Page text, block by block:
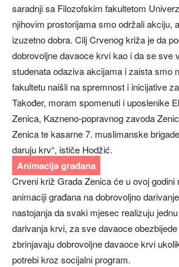
saradnji sa Filozofskim fakultetom
njihovim prostorijama smo održali akciju,
izuzetno dobra. Cilj Crvenog križa je da
dobrovoljne davaoce krvi kao i da se sve
studenata odaziva akcijama i zaista smo
fakultetu naišli na spremnost i inicijative
Također, moram spomenuti i uposlenike
Zenica, Kazneno-popravnog zavoda
Zenica te kasarne 7. muslimanske
daruju krv“, ističe Hodžić.
Animacija građana
Crveni križ Grada Zenica će u ovoj godini
animaciji građana na dobrovoljno
nastojanja da svaki mjesec realizuju
darivanja krvi, za sve davaoce
zbrinjavaju dobrovoljne davaoce krvi
potrebi kroz socijalni program.